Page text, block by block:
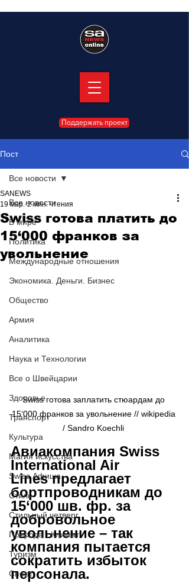
Поддержать проект
Пост
Все новости
В мире
Политика
Международные отношения
Экономика. Деньги. Бизнес
Общество
Армия
Аналитика
Наука и Технологии
Все о Швейцарии
Здоровье
Транспорт
Культура
Магия искусства
Swiss Афиша
Стиль
Стильный четверг
Природа - Климат
Туризм
Спорт
Все новости
Swiss готова платить до
15‘000 франков за
увольнение
SANEWS
19 мар. 2 мин. чтения
Swiss готова заплатить стюардам до
15‘000 франков за увольнение // wikipedia
/ Sandro Koechli
Авиакомпания Swiss
International Air
Lines предлагает
бортпроводникам до
15‘000 шв. фр. за
добровольное
увольнение – так
компания пытается
сократить избыток
персонала.